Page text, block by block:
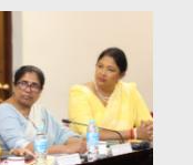
பா.உ.